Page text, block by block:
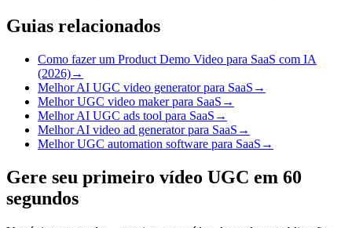
Guias relacionados
Como fazer um Product Demo Video para SaaS com IA
(2026)→
Melhor AI UGC video generator para SaaS →
Melhor UGC video maker para SaaS →
Melhor AI UGC ads tool para SaaS →
Melhor AI video ad generator para SaaS →
Melhor UGC automation software para SaaS →
Gere seu primeiro vídeo UGC em 60
segundos